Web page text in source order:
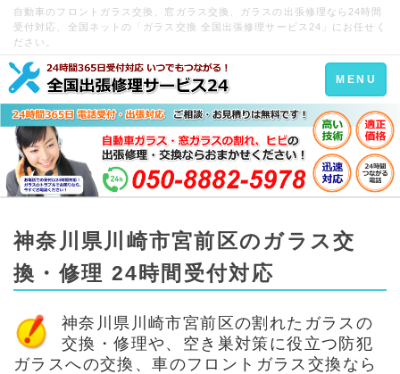
自動車のフロントガラス交換、窓ガラス交換、ガラスの出張修理なら24時間
受付対応、全国ネットの「ガラス交換 全国出張修理サービス24」にお任せく
ださい。
Toggle
navigation
MENU
神奈川県川崎市宮前区のガラス交
換・修理 24時間受付対応
神奈川県川崎市宮前区の割れたガラスの
交換・修理や、空き巣対策に役立つ防犯
ガラスへの交換、車のフロントガラス交換なら